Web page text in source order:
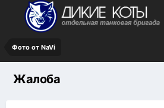
Фото от NaVi
Жалоба